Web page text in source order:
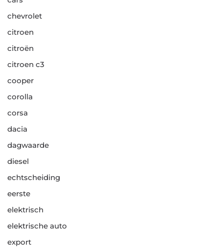
chevrolet
citroen
citroën
citroen c3
cooper
corolla
corsa
dacia
dagwaarde
diesel
echtscheiding
eerste
elektrisch
elektrische auto
export